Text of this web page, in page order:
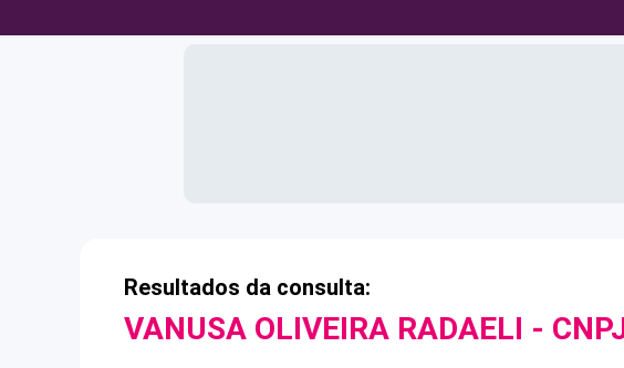
Resultados da consulta:
VANUSA OLIVEIRA RADAELI -